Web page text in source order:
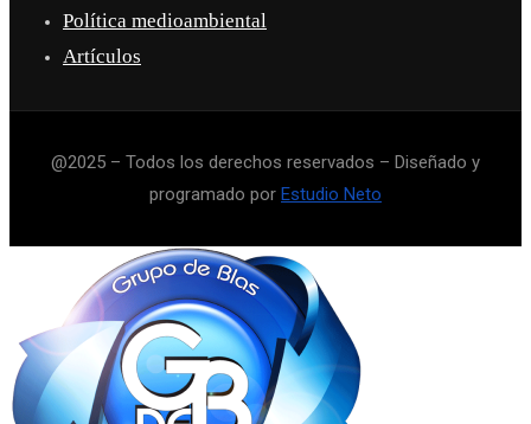
Política medioambiental
Artículos
@2025 – Todos los derechos reservados – Diseñado y
programado por Estudio Neto